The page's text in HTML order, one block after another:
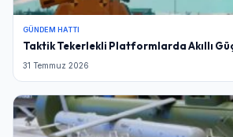
GÜNDEM HATTI
Taktik Tekerlekli Platformlarda Akıllı
31 Temmuz 2026